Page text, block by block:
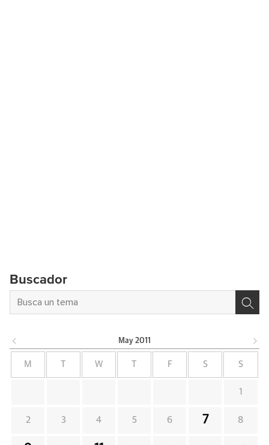
Buscador
May 2011
M W F S S
1
2 3 4 5 6 7 8